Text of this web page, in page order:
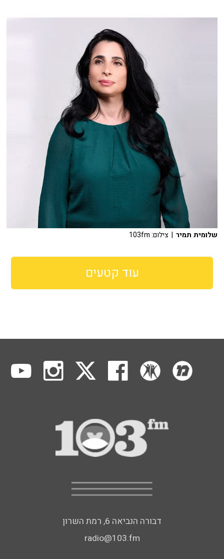
שלומית תמיר | צילום: 103fm
עוד קטעים
דבורה הנביאה 6, רמת השרון
radio@103.fm